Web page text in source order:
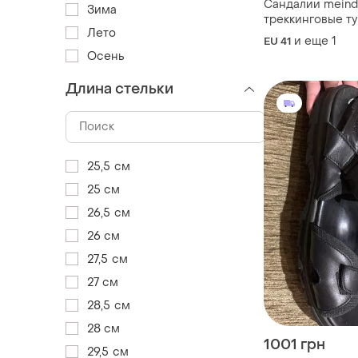
Сандалии
треккинговые
EU 41 и еще 1
1001 грн
Зима
Лето
Осень
Длина стельки
25,5 см
25 см
26,5 см
26 см
27,5 см
27 см
28,5 см
28 см
29,5 см